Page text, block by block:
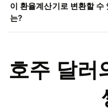
이 환율계산기로 변환할 수
는?
호주 달러